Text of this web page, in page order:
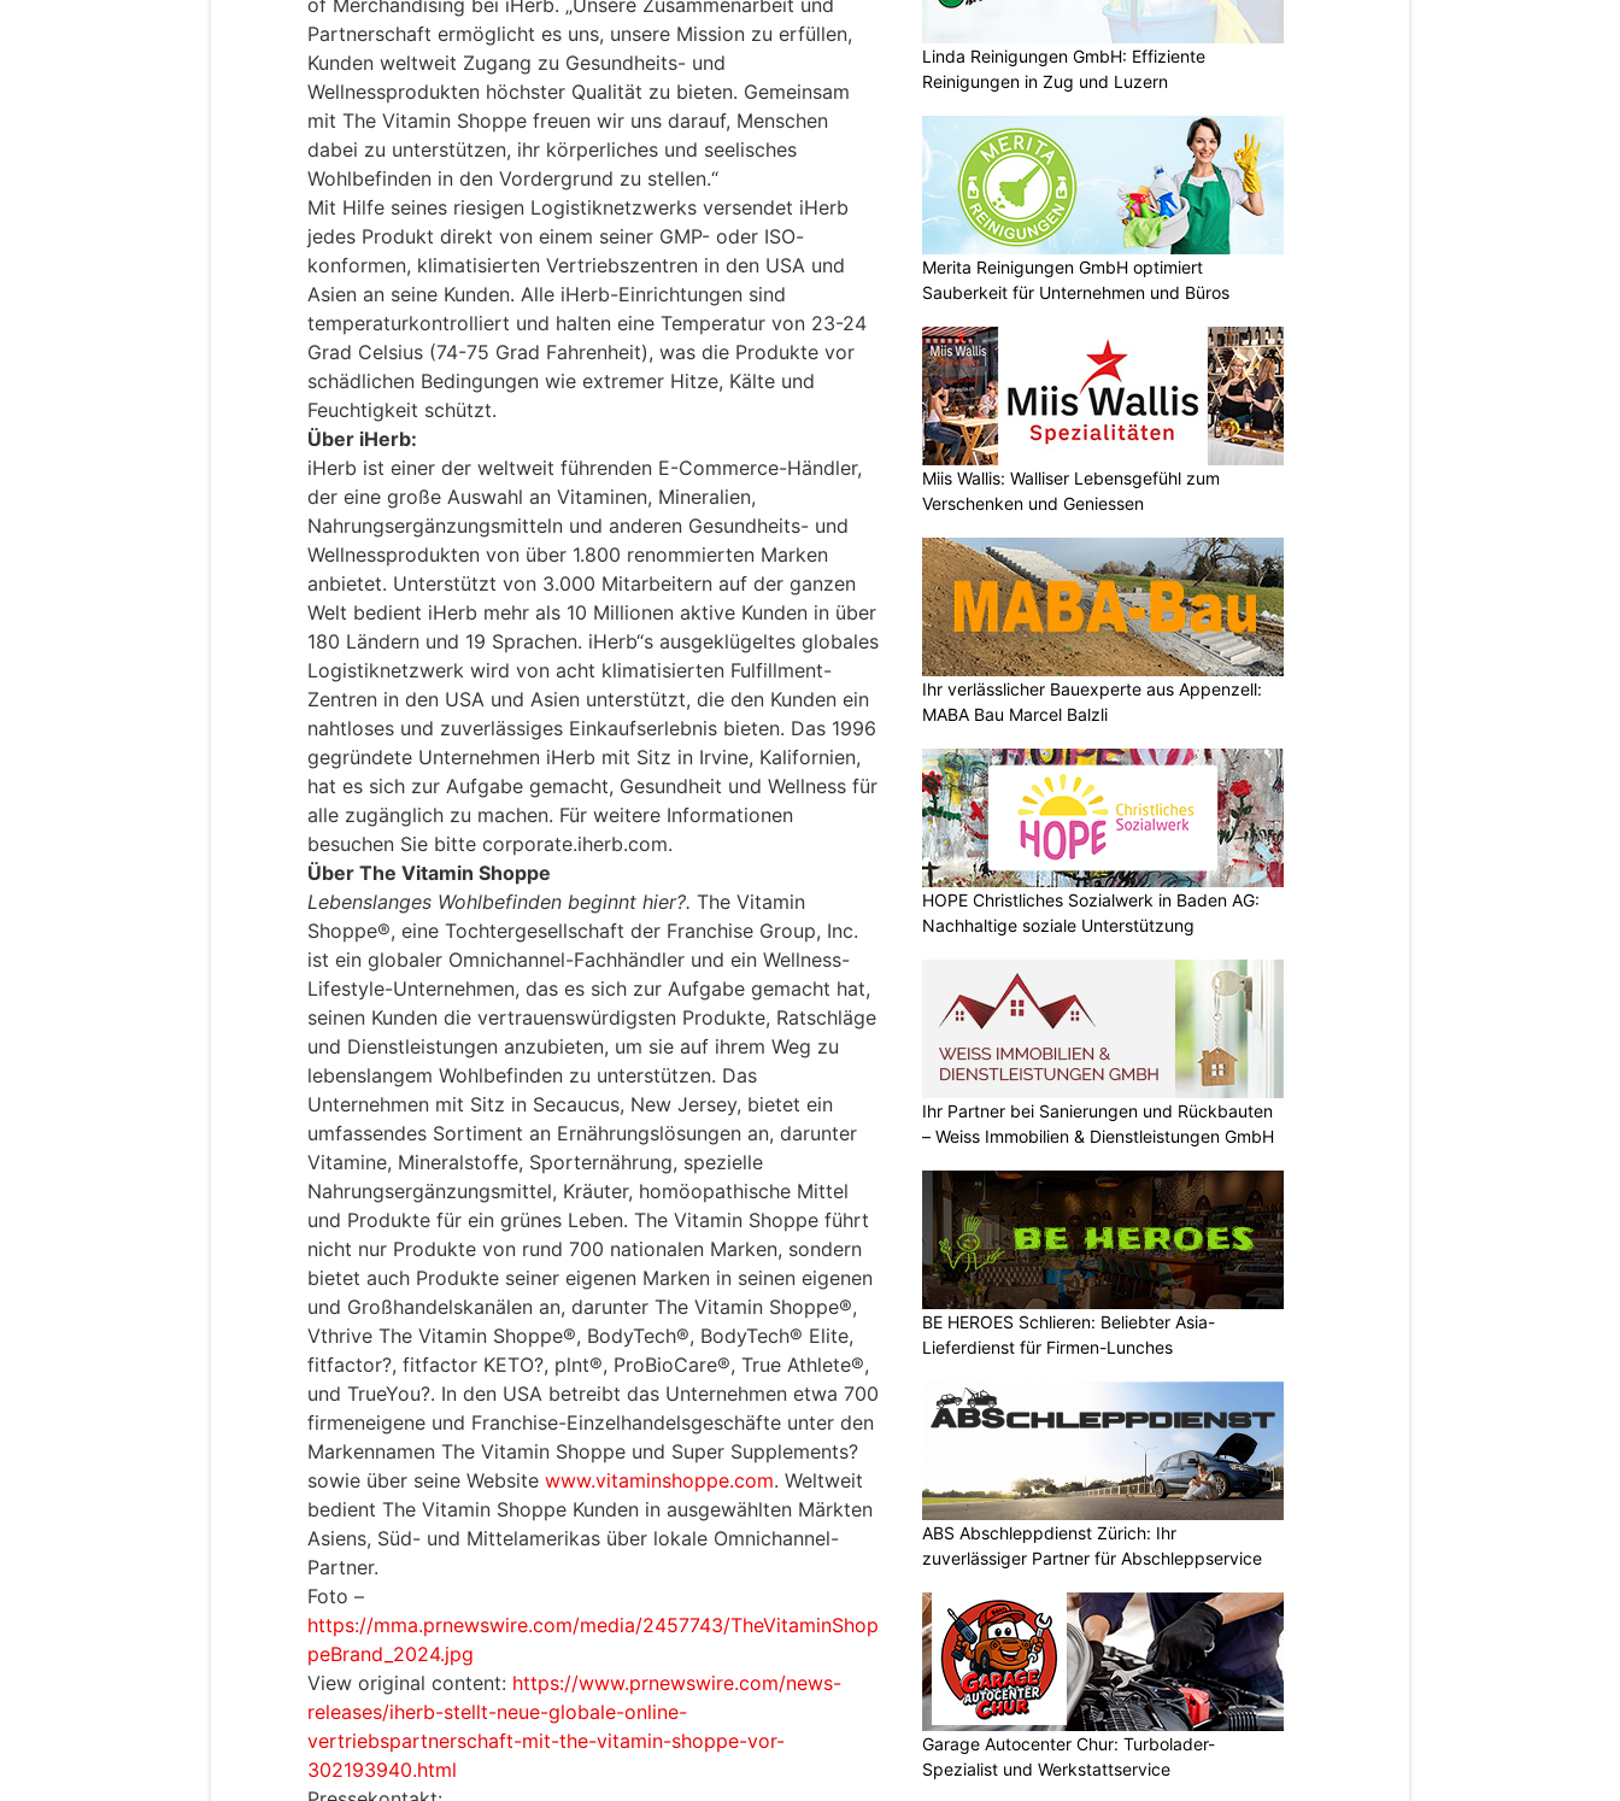
of Merchandising bei iHerb. „Unsere Zusammenarbeit und
Partnerschaft ermöglicht es uns, unsere Mission zu erfüllen,
Kunden weltweit Zugang zu Gesundheits- und
Wellnessprodukten höchster Qualität zu bieten. Gemeinsam
mit The Vitamin Shoppe freuen wir uns darauf, Menschen
dabei zu unterstützen, ihr körperliches und seelisches
Wohlbefinden in den Vordergrund zu stellen.“
Mit Hilfe seines riesigen Logistiknetzwerks versendet iHerb
jedes Produkt direkt von einem seiner GMP- oder ISO-
konformen, klimatisierten Vertriebszentren in den USA und
Asien an seine Kunden. Alle iHerb-Einrichtungen sind
temperaturkontrolliert und halten eine Temperatur von 23-24
Grad Celsius (74-75 Grad Fahrenheit), was die Produkte vor
schädlichen Bedingungen wie extremer Hitze, Kälte und
Feuchtigkeit schützt.
Über iHerb:
iHerb ist einer der weltweit führenden E-Commerce-Händler,
der eine große Auswahl an Vitaminen, Mineralien,
Nahrungsergänzungsmitteln und anderen Gesundheits- und
Wellnessprodukten von über 1.800 renommierten Marken
anbietet. Unterstützt von 3.000 Mitarbeitern auf der ganzen
Welt bedient iHerb mehr als 10 Millionen aktive Kunden in über
180 Ländern und 19 Sprachen. iHerb“s ausgeklügeltes globales
Logistiknetzwerk wird von acht klimatisierten Fulfillment-
Zentren in den USA und Asien unterstützt, die den Kunden ein
nahtloses und zuverlässiges Einkaufserlebnis bieten. Das 1996
gegründete Unternehmen iHerb mit Sitz in Irvine, Kalifornien,
hat es sich zur Aufgabe gemacht, Gesundheit und Wellness für
alle zugänglich zu machen. Für weitere Informationen
besuchen Sie bitte corporate.iherb.com.
Über The Vitamin Shoppe
Lebenslanges Wohlbefinden beginnt hier?. The Vitamin
Shoppe®, eine Tochtergesellschaft der Franchise Group, Inc.
ist ein globaler Omnichannel-Fachhändler und ein Wellness-
Lifestyle-Unternehmen, das es sich zur Aufgabe gemacht hat,
seinen Kunden die vertrauenswürdigsten Produkte, Ratschläge
und Dienstleistungen anzubieten, um sie auf ihrem Weg zu
lebenslangem Wohlbefinden zu unterstützen. Das
Unternehmen mit Sitz in Secaucus, New Jersey, bietet ein
umfassendes Sortiment an Ernährungslösungen an, darunter
Vitamine, Mineralstoffe, Sporternährung, spezielle
Nahrungsergänzungsmittel, Kräuter, homöopathische Mittel
und Produkte für ein grünes Leben. The Vitamin Shoppe führt
nicht nur Produkte von rund 700 nationalen Marken, sondern
bietet auch Produkte seiner eigenen Marken in seinen eigenen
und Großhandelskanälen an, darunter The Vitamin Shoppe®,
Vthrive The Vitamin Shoppe®, BodyTech®, BodyTech® Elite,
fitfactor?, fitfactor KETO?, plnt®, ProBioCare®, True Athlete®,
und TrueYou?. In den USA betreibt das Unternehmen etwa 700
firmeneigene und Franchise-Einzelhandelsgeschäfte unter den
Markennamen The Vitamin Shoppe und Super Supplements?
sowie über seine Website www.vitaminshoppe.com. Weltweit
bedient The Vitamin Shoppe Kunden in ausgewählten Märkten
Asiens, Süd- und Mittelamerikas über lokale Omnichannel-
Partner.
Foto –
https://mma.prnewswire.com/media/2457743/TheVitaminShop
peBrand_2024.jpg
View original content: https://www.prnewswire.com/news-
releases/iherb-stellt-neue-globale-online-
vertriebspartnerschaft-mit-the-vitamin-shoppe-vor-
302193940.html
Linda Reinigungen GmbH: Effiziente
Reinigungen in Zug und Luzern
Merita Reinigungen GmbH optimiert
Sauberkeit für Unternehmen und Büros
Miis Wallis: Walliser Lebensgefühl zum
Verschenken und Geniessen
Ihr verlässlicher Bauexperte aus Appenzell:
MABA Bau Marcel Balzli
HOPE Christliches Sozialwerk in Baden AG:
Nachhaltige soziale Unterstützung
Ihr Partner bei Sanierungen und Rückbauten
– Weiss Immobilien & Dienstleistungen GmbH
BE HEROES Schlieren: Beliebter Asia-
Lieferdienst für Firmen-Lunches
ABS Abschleppdienst Zürich: Ihr
zuverlässiger Partner für Abschleppservice
Garage Autocenter Chur: Turbolader-
Spezialist und Werkstattservice